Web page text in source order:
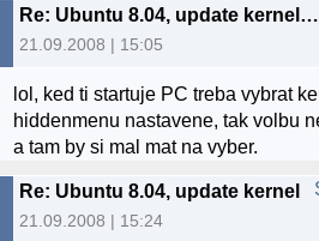
Re: Ubuntu 8.04, update kernelu 2.6.24-17
21.09.2008 | 15:05
lol, ked ti startuje PC treba vybrat
hiddenmenu nastavene, tak volbu
a tam by si mal mat na vyber.
Re: Ubuntu 8.04, update kernelu 2.6.24-17
21.09.2008 | 15:24